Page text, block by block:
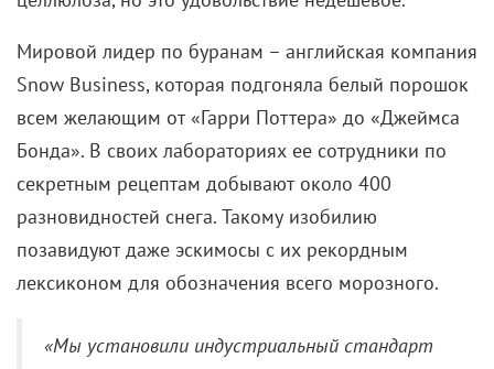
и непонятно, сработала ли смена жанра на руку
создателям. С одной стороны, набор стереотипов
никуда не делся. С другой – несколько приятных
открытий нашлось даже при не самом высоком
рейтинге и персональной «Золотой малине» для
Кутчера. Как минимум любопытно то, что
круговорот трупов иллюстрирует бытовые вещи.
Например, запутанные семейные отношения и тот
факт, что честно разговаривать можно не только
под дулом пистолета.